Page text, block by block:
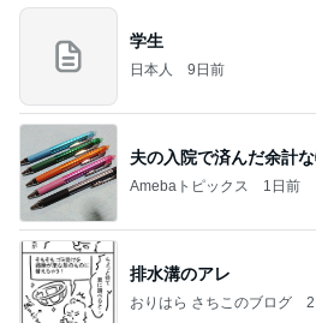
学生
日本人 9日前
夫の入院で済んだ余計
Amebaトピックス 1日前
排水溝のアレ
おりはら さちこのブログ